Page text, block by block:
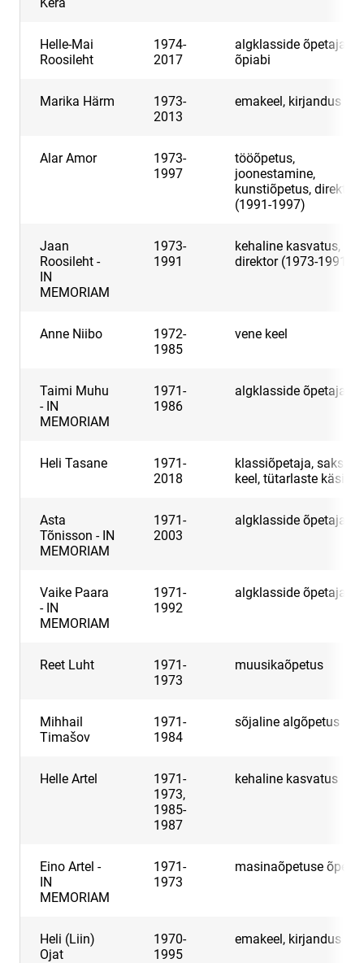
Helle-Mai
Roosileht
1974-
2017
algklasside õpetaja,
õpiabi
Marika Härm
1973-
2013
emakeel, kirjandus
Alar Amor
1973-
1997
tööõpetus,
joonestamine,
kunstiõpetus, direktor
(1991-1997)
Jaan
Roosileht -
IN
MEMORIAM
1973-
1991
kehaline kasvatus,
direktor (1973-1991)
Anne Niibo
1972-
1985
vene keel
Taimi Muhu
- IN
MEMORIAM
1971-
1986
algklasside õpetaja
Heli Tasane
1971-
2018
klassiõpetaja, saksa
keel, tütarlaste käsitöö
Asta
Tõnisson - IN
MEMORIAM
1971-
2003
algklasside õpetaja
Vaike Paara
- IN
MEMORIAM
1971-
1992
algklasside õpetaja
Reet Luht
1971-
1973
muusikaõpetus
Mihhail
Timašov
1971-
1984
sõjaline algõpetus
Helle Artel
1971-
1973,
1985-
1987
kehaline kasvatus
Eino Artel -
IN
MEMORIAM
1971-
1973
masinaõpetuse
Heli (Liin)
Ojat
1970-
1995
emakeel, kirjandus